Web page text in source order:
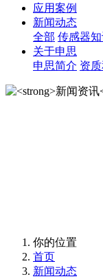
应用案例
新闻动态
全部 传感器知
关于申思
申思简介 资
你的位置
首页
新闻动态